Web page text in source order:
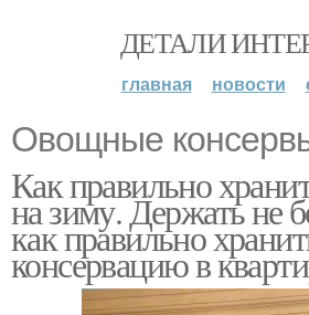
ДЕТАЛИ
главная новости
Овощные
Как правильно
на зиму. Держать не
как правильно
консервацию в